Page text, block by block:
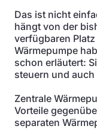
Das ist nicht
hängt von der
verfügbaren
Wärmepumpe
schon erläutert:
steuern und
Zentrale
Vorteile
separaten